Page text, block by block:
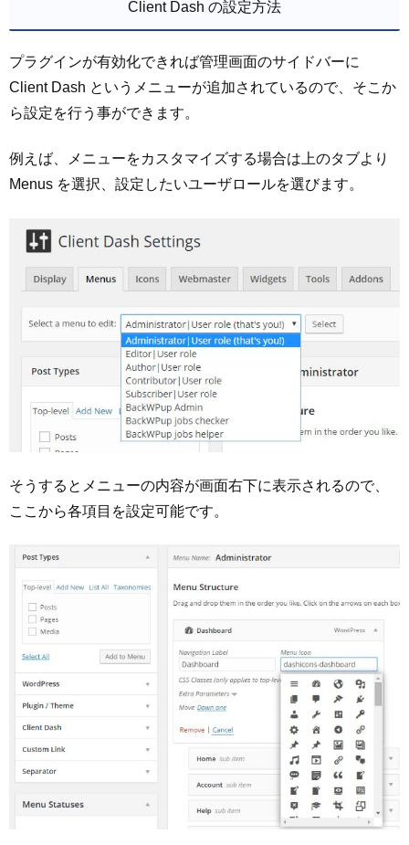
Client Dash の設定方法
プラグインが有効化できれば管理画面のサイドバーに
Client Dash というメニューが追加されているので、そこか
ら設定を行う事ができます。
例えば、メニューをカスタマイズする場合は上のタブより
Menus を選択、設定したいユーザロールを選びます。
そうするとメニューの内容が画面右下に表示されるので、
ここから各項目を設定可能です。